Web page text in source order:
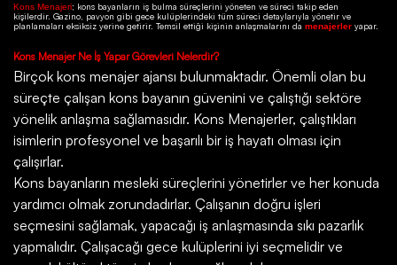
Kons Menajeri; kons bayanların iş bulma süreçlerini yöneten ve süreci takip eden
kişilerdir. Gazino, pavyon gibi gece kulüplerindeki tüm süreci detaylarıyla yönetir ve
planlamaları eksiksiz yerine getirir. Temsil ettiği kişinin anlaşmalarını da menajerler yapar.
Kons Menajer Ne İş Yapar Görevleri Nelerdir?
Birçok kons menajer ajansı bulunmaktadır. Önemli olan bu
süreçte çalışan kons bayanın güvenini ve çalıştığı sektöre
yönelik anlaşma sağlamasıdır. Kons Menajerler, çalıştıkları
isimlerin profesyonel ve başarılı bir iş hayatı olması için
çalışırlar.
Kons bayanların mesleki süreçlerini yönetirler ve her konuda
yardımcı olmak zorundadırlar. Çalışanın doğru işleri
seçmesini sağlamak, yapacağı iş anlaşmasında sıkı pazarlık
yapmalıdır. Çalışacağı gece kulüplerini iyi seçmelidir ve